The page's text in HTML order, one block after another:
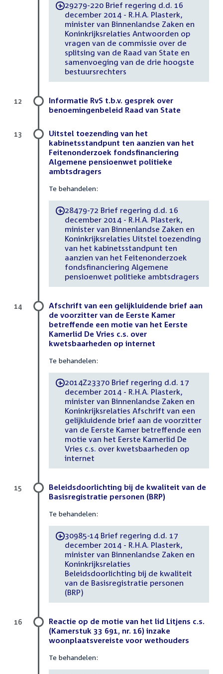
-29279-220 Brief regering d.d. 16
december 2014 - R.H.A. Plasterk,
minister van Binnenlandse Zaken en
Koninkrijksrelaties Antwoorden op
vragen van de commissie over de
splitsing van de Raad van State en
samenvoeging van de drie hoogste
bestuursrechters
Informatie RvS t.b.v. gesprek over
benoemingenbeleid Raad van State
12
Uitstel toezending van het
kabinetsstandpunt ten aanzien van het
Feitenonderzoek fondsfinanciering
Algemene pensioenwet politieke
ambtsdragers
Te behandelen:
-28479-72 Brief regering d.d. 16
december 2014 - R.H.A. Plasterk,
minister van Binnenlandse Zaken en
Koninkrijksrelaties Uitstel toezending
van het kabinetsstandpunt ten
aanzien van het Feitenonderzoek
fondsfinanciering Algemene
pensioenwet politieke ambtsdragers
13
Afschrift van een gelijkluidende brief aan
de voorzitter van de Eerste Kamer
betreffende een motie van het Eerste
Kamerlid De Vries c.s. over
kwetsbaarheden op internet
Te behandelen:
-2014Z23370 Brief regering d.d. 17
december 2014 - R.H.A. Plasterk,
minister van Binnenlandse Zaken en
Koninkrijksrelaties Afschrift van een
gelijkluidende brief aan de voorzitter
van de Eerste Kamer betreffende een
motie van het Eerste Kamerlid De
Vries c.s. over kwetsbaarheden op
internet
14
Beleidsdoorlichting bij de kwaliteit van de
Basisregistratie personen (BRP)
Te behandelen:
-30985-14 Brief regering d.d. 17
december 2014 - R.H.A. Plasterk,
minister van Binnenlandse Zaken en
Koninkrijksrelaties
Beleidsdoorlichting bij de kwaliteit
van de Basisregistratie personen
(BRP)
15
Reactie op de motie van het lid Litjens c.s.
(Kamerstuk 33 691, nr. 16) inzake
woonplaatsvereiste voor wethouders
Te behandelen:
16